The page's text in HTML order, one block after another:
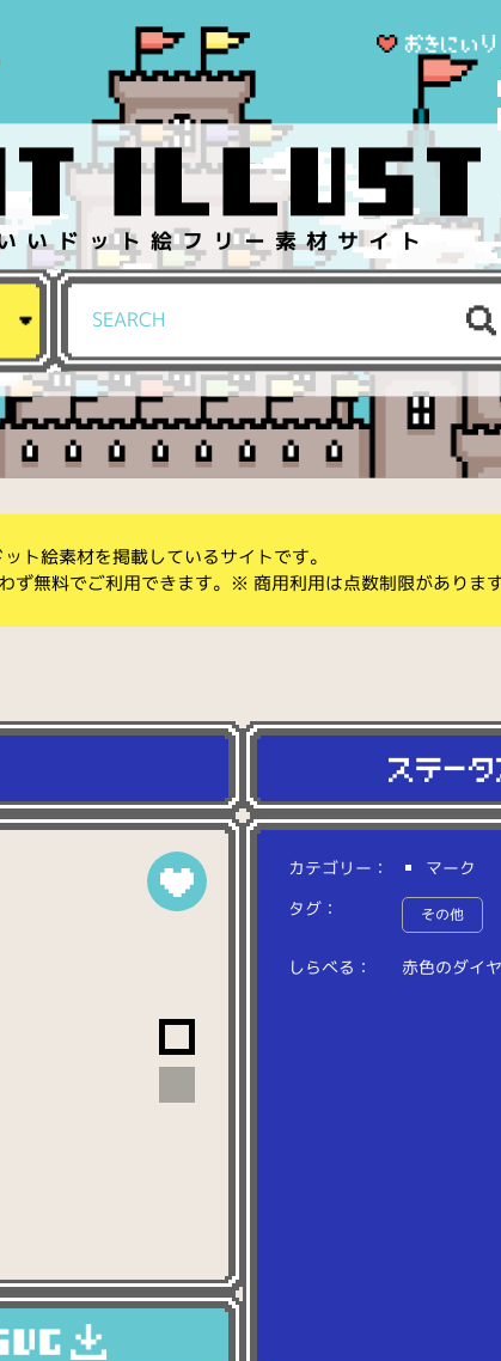
いドット絵フリー素材サイト
ト絵素材を掲載しているサイトです。
無料でご利用できます。※ 商用利用は点数制限があります
カテゴリー：
マーク
タグ：
その他
しらべる： 赤色のダイヤ